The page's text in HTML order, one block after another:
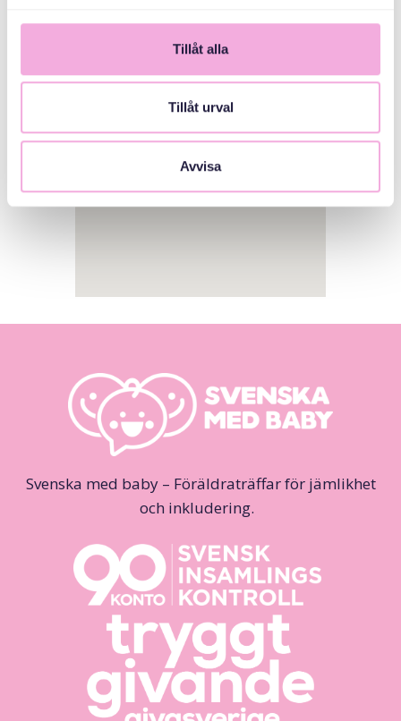
Tillåt alla
Tillåt urval
Avvisa
1
Svenska med baby – Föräldraträffar för jämlikhet
och inkludering.